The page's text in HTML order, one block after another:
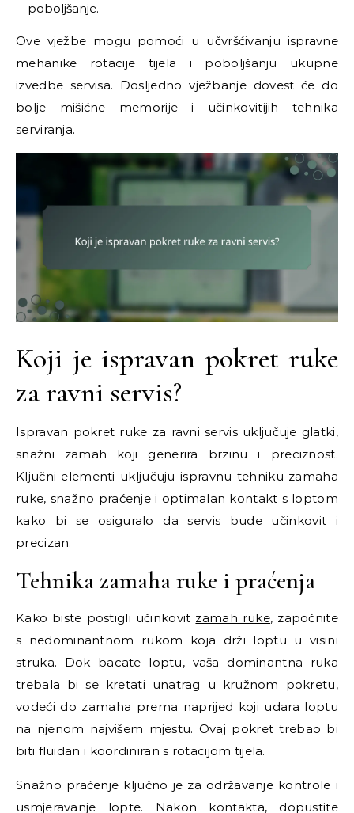
poboljšanje.
Ove vježbe mogu pomoći u učvršćivanju ispravne
mehanike rotacije tijela i poboljšanju ukupne
izvedbe servisa. Dosljedno vježbanje dovest će do
bolje mišićne memorije i učinkovitijih tehnika
serviranja.
Koji je ispravan pokret ruke
za ravni servis?
Ispravan pokret ruke za ravni servis uključuje glatki,
snažni zamah koji generira brzinu i preciznost.
Ključni elementi uključuju ispravnu tehniku zamaha
ruke, snažno praćenje i optimalan kontakt s loptom
kako bi se osiguralo da servis bude učinkovit i
precizan.
Tehnika zamaha ruke i praćenja
Kako biste postigli učinkovit zamah ruke, započnite
s nedominantnom rukom koja drži loptu u visini
struka. Dok bacate loptu, vaša dominantna ruka
trebala bi se kretati unatrag u kružnom pokretu,
vodeći do zamaha prema naprijed koji udara loptu
na njenom najvišem mjestu. Ovaj pokret trebao bi
biti fluidan i koordiniran s rotacijom tijela.
Snažno praćenje ključno je za održavanje kontrole i
usmjeravanje lopte. Nakon kontakta, dopustite